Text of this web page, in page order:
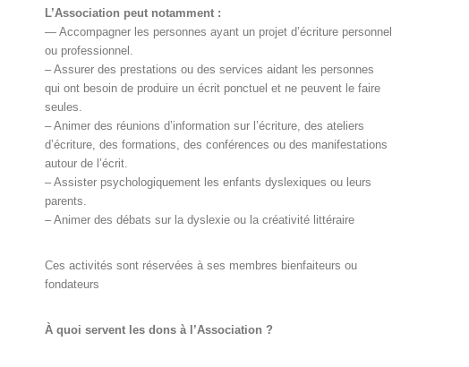
L’Association peut notamment :
— Accompagner les personnes ayant un projet d’écriture personnel
ou professionnel.
– Assurer des prestations ou des services aidant les personnes
qui ont besoin de produire un écrit ponctuel et ne peuvent le faire
seules.
– Animer des réunions d’information sur l’écriture, des ateliers
d’écriture, des formations, des conférences ou des manifestations
autour de l’écrit.
– Assister psychologiquement les enfants dyslexiques ou leurs
parents.
– Animer des débats sur la dyslexie ou la créativité littéraire
Ces activités sont réservées à ses membres bienfaiteurs ou
fondateurs
À quoi servent les dons à l’Association ?